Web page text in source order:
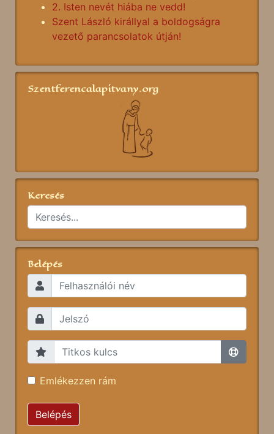
2. Isten nevét hiába ne vedd!
Szent László királlyal a boldogságra
vezető parancsolatok útján!
Szentferencalapitvany.org
Keresés
Belépés
Emlékezzen rám
Belépés